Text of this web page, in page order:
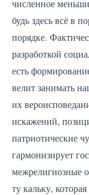
численное
будь здесь всё в
порядке.
разработкой
есть
велит занимать
их
искажений,
патриотические
гармонизирует
межрелигиозные
ту кальку,